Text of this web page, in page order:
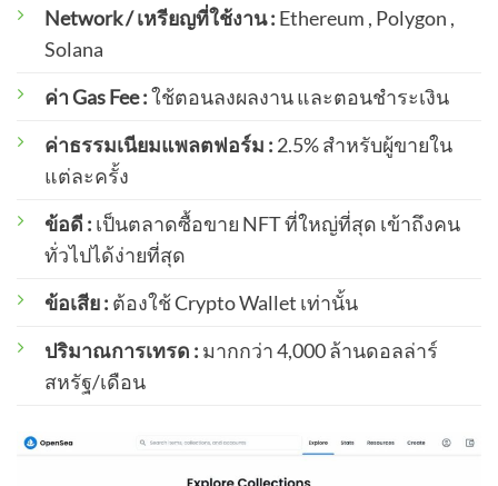
Network / เหรียญที่ใช้งาน : Ethereum , Polygon ,
Solana
ค่า Gas Fee :ใช้ตอนลงผลงาน และตอนชำระเงิน
ค่าธรรมเนียมแพลตฟอร์ม : 2.5% สำหรับผู้ขายใน
แต่ละครั้ง
ข้อดี : เป็นตลาดซื้อขาย NFT ที่ใหญ่ที่สุด เข้าถึงคน
ทั่วไปได้ง่ายที่สุด
ข้อเสีย : ต้องใช้ Crypto Wallet เท่านั้น
ปริมาณการเทรด : มากกว่า 4,000 ล้านดอลล่าร์
สหรัฐ/เดือน